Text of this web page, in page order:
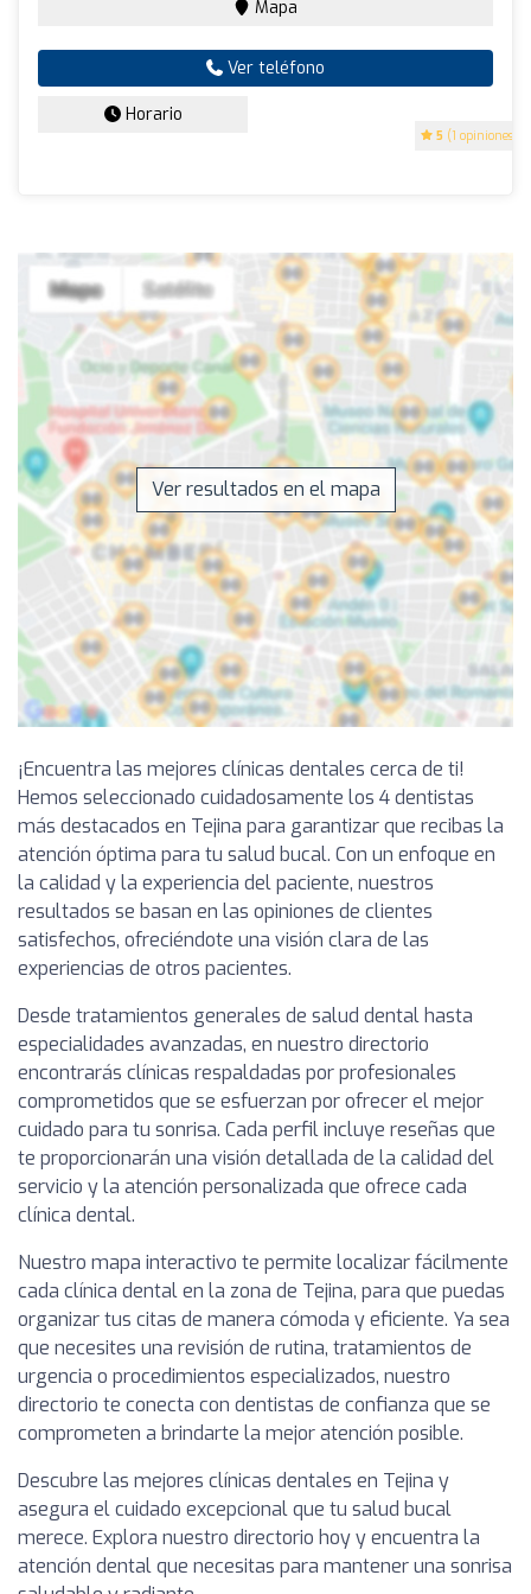
5 (1 opiniones)
Mapa
Ver teléfono
Horario
Ver resultados en el mapa
¡Encuentra las mejores clínicas dentales cerca de ti!
Hemos seleccionado cuidadosamente los 4 dentistas
más destacados en Tejina para garantizar que recibas la
atención óptima para tu salud bucal. Con un enfoque en
la calidad y la experiencia del paciente, nuestros
resultados se basan en las opiniones de clientes
satisfechos, ofreciéndote una visión clara de las
experiencias de otros pacientes.
Desde tratamientos generales de salud dental hasta
especialidades avanzadas, en nuestro directorio
encontrarás clínicas respaldadas por profesionales
comprometidos que se esfuerzan por ofrecer el mejor
cuidado para tu sonrisa. Cada perfil incluye reseñas que
te proporcionarán una visión detallada de la calidad del
servicio y la atención personalizada que ofrece cada
clínica dental.
Nuestro mapa interactivo te permite localizar fácilmente
cada clínica dental en la zona de Tejina, para que puedas
organizar tus citas de manera cómoda y eficiente. Ya sea
que necesites una revisión de rutina, tratamientos de
urgencia o procedimientos especializados, nuestro
directorio te conecta con dentistas de confianza que se
comprometen a brindarte la mejor atención posible.
Descubre las mejores clínicas dentales en Tejina y
asegura el cuidado excepcional que tu salud bucal
merece. Explora nuestro directorio hoy y encuentra la
atención dental que necesitas para mantener una sonrisa